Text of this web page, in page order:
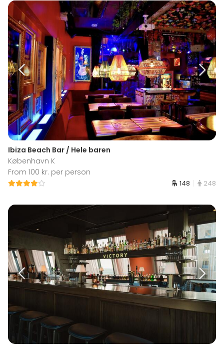
Ibiza Beach Bar / Hele baren
København K
From 100 kr. per person
148 248